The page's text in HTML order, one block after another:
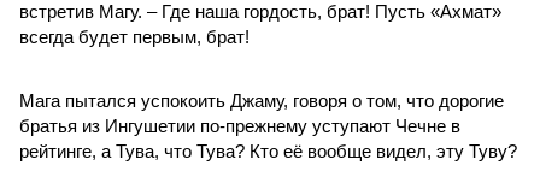
встретив Магу. – Где наша гордость, брат! Пусть «Ахмат»
всегда будет первым, брат!
Мага пытался успокоить Джаму, говоря о том, что дорогие
братья из Ингушетии по-прежнему уступают Чечне в
рейтинге, а Тува, что Тува? Кто её вообще видел, эту Туву?